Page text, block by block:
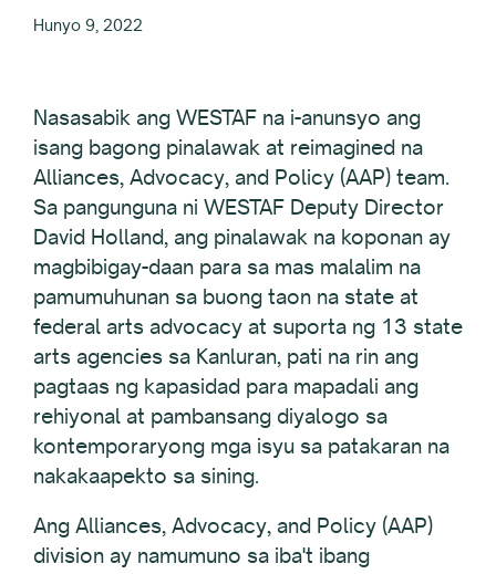
Hunyo 9, 2022
Nasasabik ang WESTAF na i-anunsyo ang
isang bagong pinalawak at reimagined na
Alliances, Advocacy, and Policy (AAP) team.
Sa pangunguna ni WESTAF Deputy Director
David Holland, ang pinalawak na koponan ay
magbibigay-daan para sa mas malalim na
pamumuhunan sa buong taon na state at
federal arts advocacy at suporta ng 13 state
arts agencies sa Kanluran, pati na rin ang
pagtaas ng kapasidad para mapadali ang
rehiyonal at pambansang diyalogo sa
kontemporaryong mga isyu sa patakaran na
nakakaapekto sa sining.
Ang Alliances, Advocacy, and Policy (AAP)
division ay namumuno sa iba't ibang